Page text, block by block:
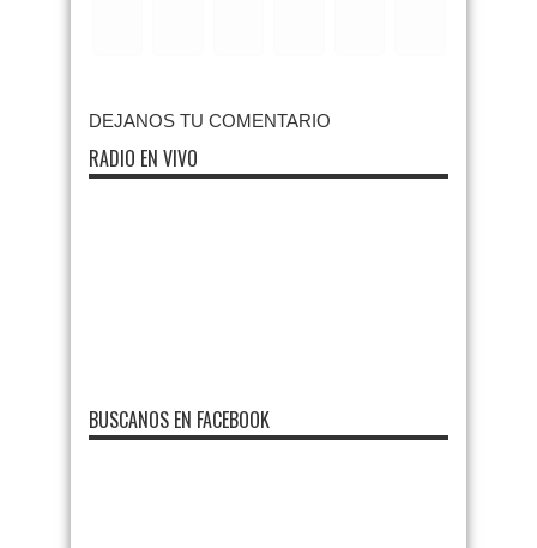
DEJANOS TU COMENTARIO
RADIO EN VIVO
BUSCANOS EN FACEBOOK